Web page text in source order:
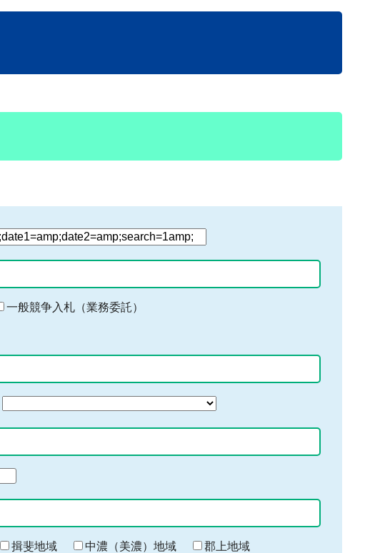
一般競争入札（業務委託）
揖斐地域 中濃（美濃）地域
郡上地域